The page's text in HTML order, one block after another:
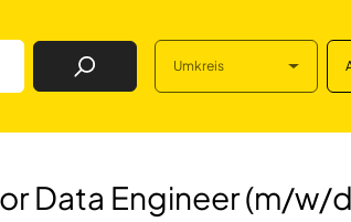
Job Finden Umkreis
w/d) in
Data Engineer (m/w/